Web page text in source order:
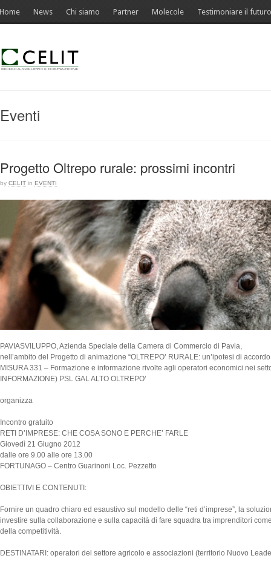
Home News Chi siamo Partner Molecole Testimoniare il futuro
Eventi
Progetto Oltrepo rurale: prossimi incontri
by CELIT in EVENTI
PAVIASVILUPPO, Azienda Speciale della Camera di Commercio di Pavia,
nell’ambito del Progetto di animazione “OLTREPO’ RURALE: un’ipotesi di
MISURA 331 – Formazione e informazione rivolte agli operatori economici nei
INFORMAZIONE) PSL GAL ALTO OLTREPO’
organizza
Incontro gratuito
RETI D’IMPRESE: CHE COSA SONO E PERCHE’ FARLE
Giovedì 21 Giugno 2012
dalle ore 9.00 alle ore 13.00
FORTUNAGO – Centro Guarinoni Loc. Pezzetto
OBIETTIVI E CONTENUTI:
Fornire un quadro chiaro ed esaustivo sul modello delle “reti d’imprese”, la
investire sulla collaborazione e sulla capacità di fare squadra tra imprenditori
della competitività.
DESTINATARI: operatori del settore agricolo e associazioni (territorio Nuovo